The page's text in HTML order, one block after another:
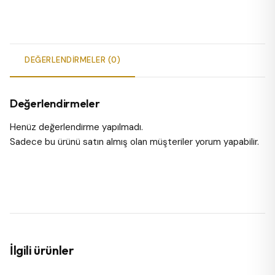
DEĞERLENDIRMELER (0)
Değerlendirmeler
Henüz değerlendirme yapılmadı.
Sadece bu ürünü satın almış olan müşteriler yorum yapabilir.
İlgili ürünler